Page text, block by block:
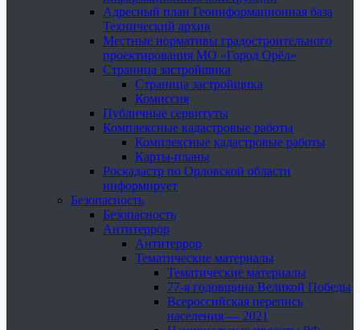
Адресный план Геоинформационная база
Технический архив
Местные нормативы градостроительного
проектирования МО «Город Орёл»
Страница застройщика
Страница застройщика
Комиссия
Публичные сервитуты
Комплексные кадастровые работы
Комплексные кадастровые работы
Карты-планы
Роскадастр по Орловской области
информирует
Безопасность
Безопасность
Антитеррор
Антитеррор
Тематические материалы
Тематические материалы
77-я годовщина Великой Победы
Всероссийская перепись
населения — 2021